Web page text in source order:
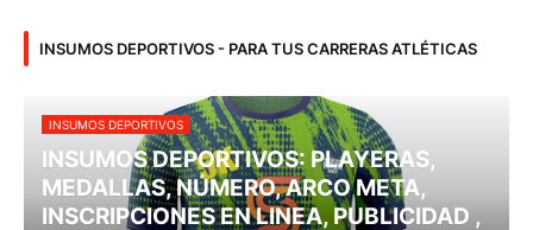
INSUMOS DEPORTIVOS - PARA TUS CARRERAS ATLÉTICAS
INSUMOS DEPORTIVOS
INSUMOS DEPORTIVOS: PLAYERAS,
MEDALLAS, NÚMERO, ARCO META,
INSCRIPCIONES EN LINEA, PUBLICIDAD ,